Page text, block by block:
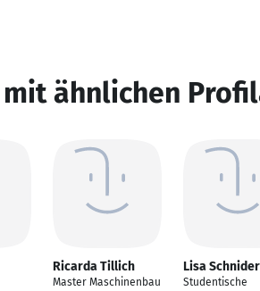
ähnlichen
Ricarda Tillich
Master Maschinenbau
Lisa Schnider
Studentische